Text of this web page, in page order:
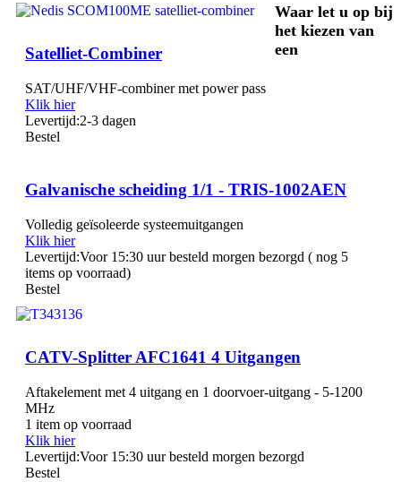
Satelliet-Combiner
SAT/UHF/VHF-combiner met power pass
Klik hier
Levertijd:2-3 dagen
Bestel
Galvanische scheiding 1/1 - TRIS-1002AEN
Volledig geïsoleerde systeemuitgangen
Klik hier
Levertijd:Voor 15:30 uur besteld morgen bezorgd ( nog 5
items op voorraad)
Bestel
CATV-Splitter AFC1641 4 Uitgangen
Aftakelement met 4 uitgang en 1 doorvoer-uitgang - 5-1200
MHz
1 item op voorraad
Klik hier
Levertijd:Voor 15:30 uur besteld morgen bezorgd
Bestel
Waar let u op bij
het kiezen van
een